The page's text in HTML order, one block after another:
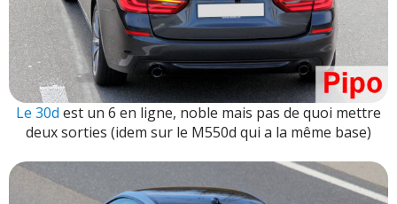
Le 30d est un 6 en ligne, noble mais pas de quoi mettre
deux sorties (idem sur le M550d qui a la même base)